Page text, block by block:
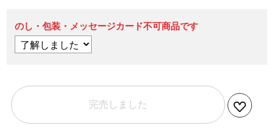
のし・包装・メッセージカード不可商品です
完売しました